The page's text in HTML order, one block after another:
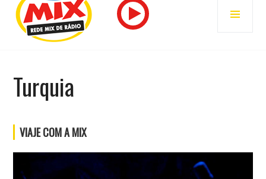
conteúdo
RADIO MIX FM – REDE MIX
Turquia
VIAJE COM A MIX